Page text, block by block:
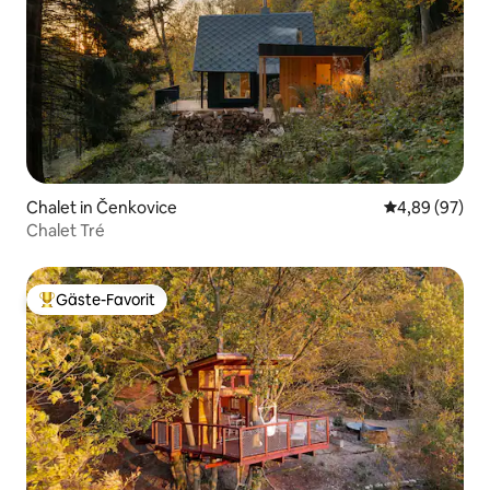
Chalet in Čenkovice
4,89 (97)
Chalet Tré
Beliebter Gäste-Favorit.
Gäste-Favorit